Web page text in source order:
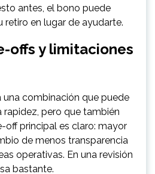
antes, el bono puede
retiro en lugar de ayudarte.
offs y limitaciones
combinación que puede
rapidez, pero que también
off principal es claro: mayor
de menos transparencia
operativas. En una revisión
bastante.